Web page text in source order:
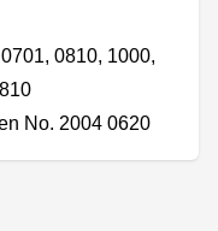
0810, 1000,
No. 2004 0620